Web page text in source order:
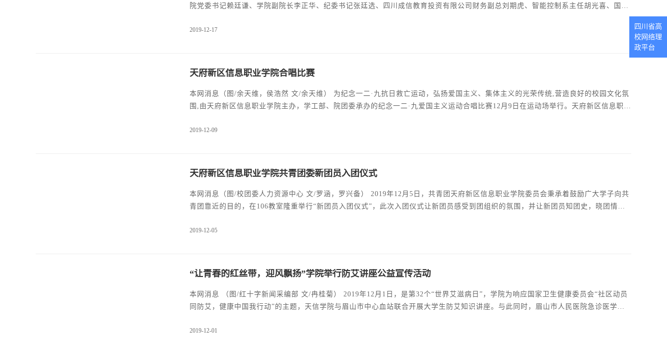
院党委书记赖廷谦、学院副院长李正华、纪委书记张廷选、四川成信教育投资有限公司财务副总刘期虎、智能控制系主任胡光喜、国防
辅导员和百余名学生代表参加仪式。会议由学院学生工作部部长潘德伟主持。赖书记说，同学们要坚定习总书记提出的四个意识，不忘
2019-12-17
天府新区信息职业学院合唱比赛
本网消息（图/余天维，侯浩然 文/余天维） 为纪念一二·九抗日救亡运动，弘扬爱国主义、集体主义的光荣传统,营造良好的校园文化氛
围,由天府新区信息职业学院主办，学工部、院团委承办的纪念一二·九爱国主义运动合唱比赛12月9日在运动场举行。天府新区信息职业
育投资有限公司副总刘期虎、眉山市信息工程中等职业技术学校代理校长沈燕、成都信息技术学校校长刘勇、四川省盐业学校副校长王
2019-12-09
天府新区信息职业学院共青团委新团员入团仪式
本网消息（图/校团委人力资源中心 文/罗涵，罗兴备） 2019年12月5日，共青团天府新区信息职业学院委员会秉承着鼓励广大学子向共
青团靠近的目的，在106教室隆重举行“新团员入团仪式”，此次入团仪式让新团员感受到团组织的氛围，并让新团员知团史，晓团情。
合格的共产主义事业接班人。活动在全体齐唱团歌中落下帷幕。
2019-12-05
“让青春的红丝带，迎风飘扬”学院举行防艾讲座公益宣传活动
本网消息 （图/红十字新闻采编部 文/冉桂菊） 2019年12月1日，是第32个“世界艾滋病日”，学院为响应国家卫生健康委员会“社区动员
同防艾，健康中国我行动”的主题，天信学院与眉山市中心血站联合开展大学生防艾知识讲座。与此同时，眉山市人民医院急诊医学科
艾滋病的流行现状、发展趋势和传播途径以及如何预防等问题。在讲解中，医师强调预防艾滋病尧要做到：洁身自爱，约束性行为；在
2019-12-01
四川省高
校网络理
政平台